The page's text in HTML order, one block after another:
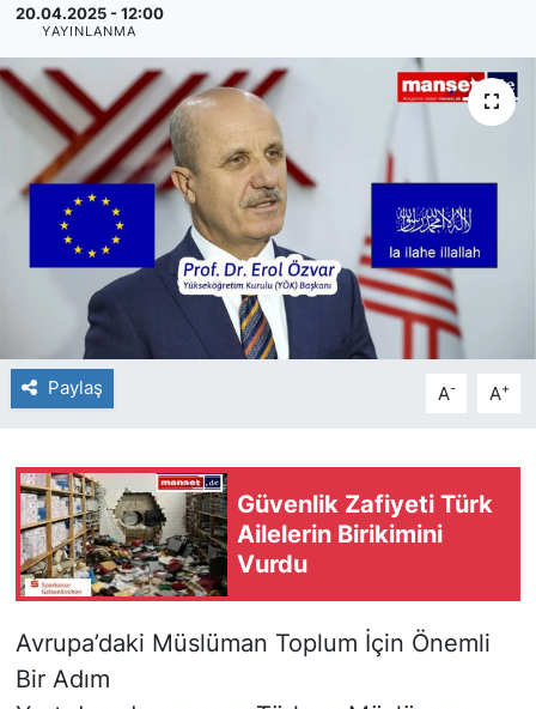
20.04.2025 - 12:00
YAYINLANMA
Paylaş A- A+
Güvenlik Zafiyeti Türk
Ailelerin Birikimini
Vurdu
Avrupa’daki Müslüman Toplum İçin Önemli
Bir Adım